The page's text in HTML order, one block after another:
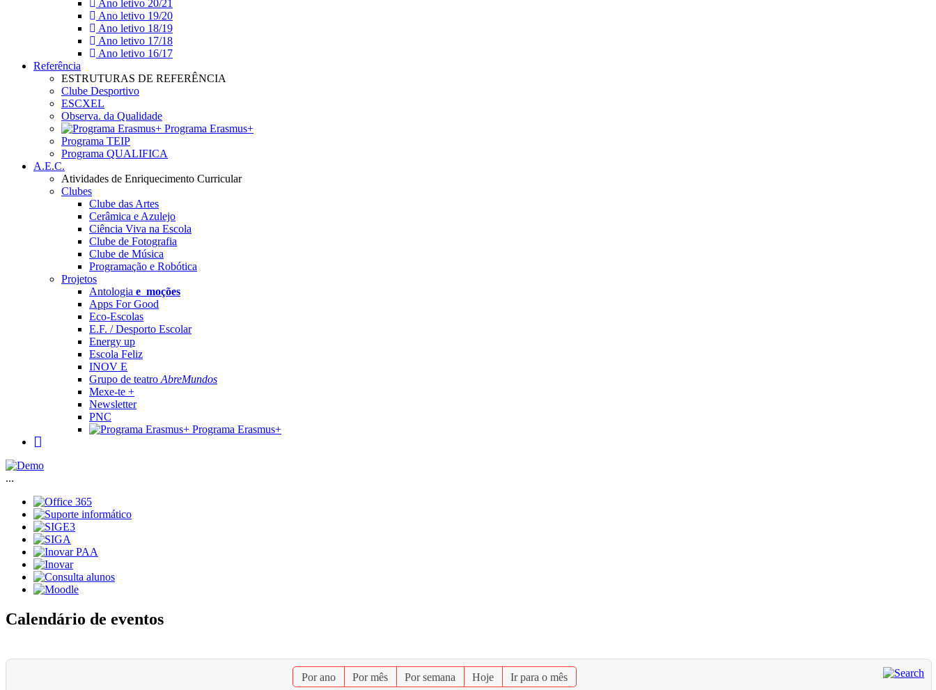
Ano letivo 20/21
Ano letivo 19/20
Ano letivo 18/19
Ano letivo 17/18
Ano letivo 16/17
Referência
ESTRUTURAS DE REFERÊNCIA
Clube Desportivo
ESCXEL
Observa. da Qualidade
Programa Erasmus+
Programa TEIP
Programa QUALIFICA
A.E.C.
Atividades de Enriquecimento Curricular
Clubes
Clube das Artes
Cerâmica e Azulejo
Ciência Viva na Escola
Clube de Fotografia
Clube de Música
Programação e Robótica
Projetos
Antologia e_moções
Apps For Good
Eco-Escolas
E.F. / Desporto Escolar
Energy up
Escola Feliz
INOV E
Grupo de teatro AbreMundos
Mexe-te +
Newsletter
PNC
Programa Erasmus+
...
Calendário de eventos
Por ano Por mês Por semana Hoje Ir para o mês